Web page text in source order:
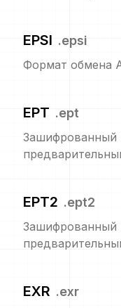
EPSI .epsi
Формат обмена
EPT .ept
Зашифрованный
EPT2 .ept2
Зашифрованный
EXR .exr